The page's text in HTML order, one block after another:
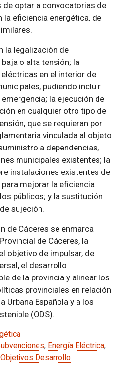
de optar a convocatorias de
la eficiencia energética, de
la legalización de
o alta tensión; la
en el interior de
pudiendo incluir
la ejecución de
en cualquier otro tipo de
que se requieran por
vinculada al objeto
a dependencias,
municipales existentes; la
instalaciones existentes de
mejorar la eficiencia
públicos; y la sustitución
sujeción.
de Cáceres se enmarca
de Cáceres, la
objetivo de impulsar, de
el desarrollo
de la provincia y alinear los
provinciales en relación
Urbana Española y a los
(ODS).
, Energía Eléctrica,
Desarrollo